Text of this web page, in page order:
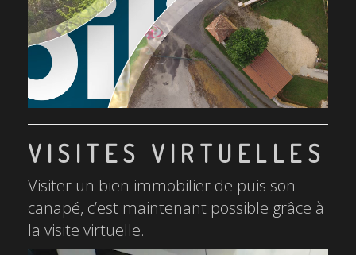
VISITES VIRTUELLES
Visiter un bien immobilier de puis son
canapé, c’est maintenant possible grâce à
la visite virtuelle.